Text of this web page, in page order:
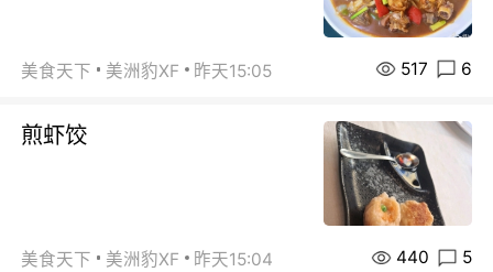
美食天下 美洲豹XF 昨天15:05 517 6
煎虾饺
美食天下 美洲豹XF 昨天15:04 440 5